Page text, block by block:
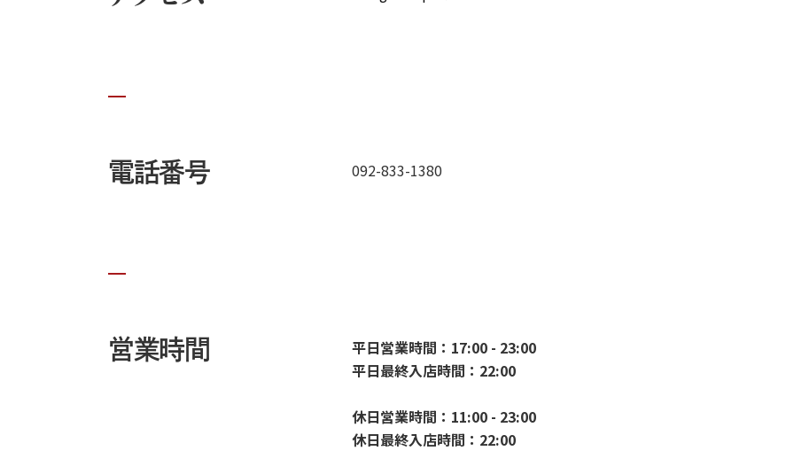
電話番号 092-833-1380
営業時間
平日営業時間：17:00 - 23:00
平日最終入店時間：22:00
休日営業時間：11:00 - 23:00
休日最終入店時間：22:00